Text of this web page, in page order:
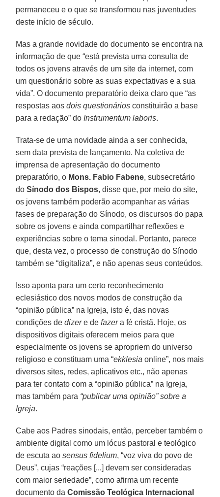
permaneceu e o que se transformou nas juventudes
deste início de século.
Mas a grande novidade do documento se encontra na
informação de que “está prevista uma consulta de
todos os jovens através de um site da internet, com
um questionário sobre as suas expectativas e a sua
vida”. O documento preparatório deixa claro que “as
respostas aosdois questionários constituirão a base
para a redação” do Instrumentum laboris.
Trata-se de uma novidade ainda a ser conhecida,
sem data prevista de lançamento. Na coletiva de
imprensa de apresentação do documento
preparatório, o Mons. Fabio Fabene, subsecretário
doSínodo dos Bispos, disse que, por meio do site,
os jovens também poderão acompanhar as várias
fases de preparação do Sínodo, os discursos do papa
sobre os jovens e ainda compartilhar reflexões e
experiências sobre o tema sinodal. Portanto, parece
que, desta vez, o processo de construção do Sínodo
também se “digitaliza”, e não apenas seus conteúdos.
Isso aponta para um certo reconhecimento
eclesiástico dos novos modos de construção da
“opinião pública” na Igreja, isto é, das novas
condições dedizere defazera fé cristã. Hoje, os
dispositivos digitais oferecem meios para que
especialmente os jovens se apropriem do universo
religioso e constituam uma “ekklesia online”, nos mais
diversos sites, redes, aplicativos etc., não apenas
para ter contato com a “opinião pública” na Igreja,
mas também para “publicar uma opinião” sobre a
Igreja.
Cabe aos Padres sinodais, então, perceber também o
ambiente digital como um lócus pastoral e teológico
de escuta aosensus fidelium, “voz viva do povo de
Deus”, cujas “reações [...] devem ser consideradas
com maior seriedade”, como afirma um recente
documento daComissão Teológica Internacional